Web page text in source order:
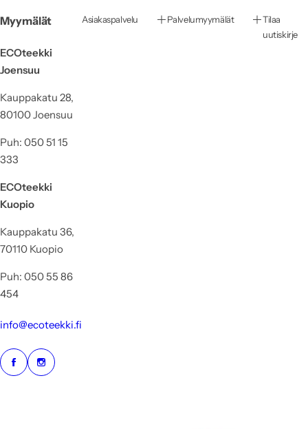
Myymälät
ECOteekki
Joensuu
Kauppakatu 28,
80100 Joensuu
Puh: 050 51 15
333
ECOteekki
Kuopio
Kauppakatu 36,
70110 Kuopio
Puh: 050 55 86
454
info@ecoteekki.fi
Asiakaspalvelu Palvelumyymälät
Tilaa
uutiskirje